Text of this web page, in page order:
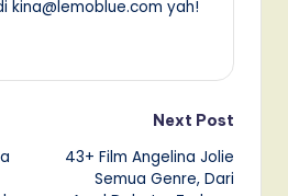
kina@lemoblue.com yah!
Next Post
43+ Film Angelina Jolie
Semua Genre, Dari